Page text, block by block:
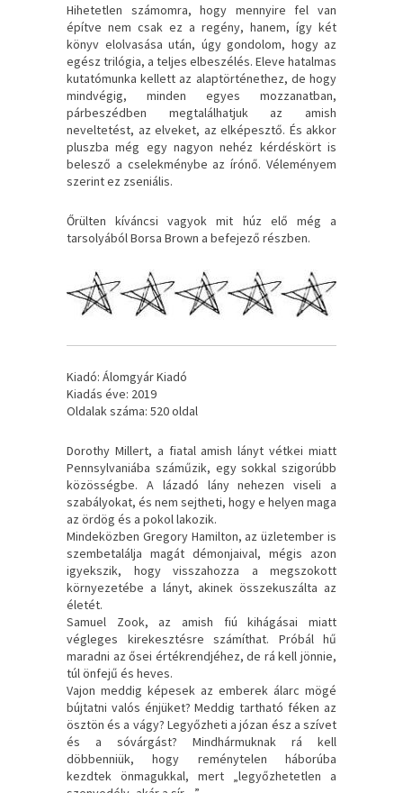
Hihetetlen számomra, hogy mennyire fel van
építve nem csak ez a regény, hanem, így két
könyv elolvasása után, úgy gondolom, hogy az
egész trilógia, a teljes elbeszélés. Eleve hatalmas
kutatómunka kellett az alaptörténethez, de hogy
mindvégig, minden egyes mozzanatban,
párbeszédben megtalálhatjuk az amish
neveltetést, az elveket, az elképesztő. És akkor
pluszba még egy nagyon nehéz kérdéskört is
belesző a cselekménybe az írónő. Véleményem
szerint ez zseniális.
Őrülten kíváncsi vagyok mit húz elő még a
tarsolyából Borsa Brown a befejező részben.
Kiadó: Álomgyár Kiadó
Kiadás éve: 2019
Oldalak száma: 520 oldal
Dorothy ​Millert, a fiatal amish lányt vétkei miatt
Pennsylvaniába száműzik, egy sokkal szigorúbb
közösségbe. A lázadó lány nehezen viseli a
szabályokat, és nem sejtheti, hogy e helyen maga
az ördög és a pokol lakozik.
Mindeközben Gregory Hamilton, az üzletember is
szembetalálja magát démonjaival, mégis azon
igyekszik, hogy visszahozza a megszokott
környezetébe a lányt, akinek összekuszálta az
életét.
Samuel Zook, az amish fiú kihágásai miatt
végleges kirekesztésre számíthat. Próbál hű
maradni az ősei értékrendjéhez, de rá kell jönnie,
túl önfejű és heves.
Vajon meddig képesek az emberek álarc mögé
bújtatni valós énjüket? Meddig tartható féken az
ösztön és a vágy? Legyőzheti a józan ész a szívet
és a sóvárgást? Mindhármuknak rá kell
döbbenniük, hogy reménytelen háborúba
kezdtek önmagukkal, mert „legyőzhetetlen a